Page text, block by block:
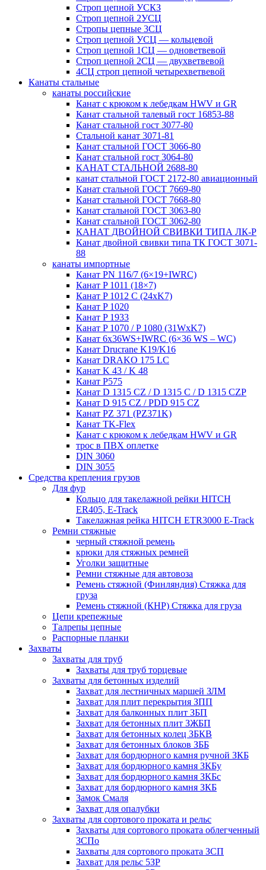
Строп цепной УСКЗ
Строп цепной 2УСЦ
Стропы цепные 3СЦ
Строп цепной УСЦ — кольцевой
Строп цепной 1СЦ — одноветвевой
Строп цепной 2СЦ — двухветвевой
4СЦ строп цепной четырехветвевой
Канаты стальные
канаты российские
Канат с крюком к лебедкам HWV и GR
Канат стальной талевый гост 16853-88
Канат стальной гост 3077-80
Стальной канат 3071-81
Канат стальной ГОСТ 3066-80
Канат стальной гост 3064-80
КАНАТ СТАЛЬНОЙ 2688-80
канат стальной ГОСТ 2172-80 авиационный
Канат стальной ГОСТ 7669-80
Канат стальной ГОСТ 7668-80
Канат стальной ГОСТ 3063-80
Канат стальной ГОСТ 3062-80
КАНАТ ДВОЙНОЙ СВИВКИ ТИПА ЛК-Р
Канат двойной свивки типа ТК ГОСТ 3071-
88
канаты импортные
Канат PN 116/7 (6×19+IWRC)
Канат P 1011 (18×7)
Канат P 1012 C (24xK7)
Канат P 1020
Канат P 1933
Канат P 1070 / P 1080 (31WxK7)
Канат 6x36WS+IWRC (6×36 WS – WC)
Канат Drucrane K19/K16
Канат DRAKO 175 LC
Канат K 43 / K 48
Канат P575
Канат D 1315 CZ / D 1315 C / D 1315 CZP
Канат D 915 CZ / PDD 915 CZ
Канат PZ 371 (PZ371K)
Канат TK-Flex
Канат с крюком к лебедкам HWV и GR
трос в ПВХ оплетке
DIN 3060
DIN 3055
Средства крепления грузов
Для фур
Кольцо для такелажной рейки HITCH
ER405, E-Track
Такелажная рейка HITCH ETR3000 E-Track
Ремни стяжные
черный стяжной ремень
крюки для стяжных ремней
Уголки защитные
Ремни стяжные для автовоза
Ремень стяжной (Финляндия) Стяжка для
груза
Ремень стяжной (КНР) Стяжка для груза
Цепи крепежные
Талрепы цепные
Распорные планки
Захваты
Захваты для труб
Захваты для труб торцевые
Захваты для бетонных изделий
Захват для лестничных маршей ЗЛМ
Захват для плит перекрытия ЗПП
Захват для балконных плит ЗБП
Захват для бетонных плит ЗЖБП
Захват для бетонных колец ЗБКВ
Захват для бетонных блоков ЗББ
Захват для бордюрного камня ручной ЗКБ
Захват для бордюрного камня ЗКБу
Захват для бордюрного камня ЗКБс
Захват для бордюрного камня ЗКБ
Замок Смаля
Захват для опалубки
Захваты для сортового проката и рельс
Захваты для сортового проката облегченный
ЗСПо
Захваты для сортового проката ЗСП
Захват для рельс 5ЗР